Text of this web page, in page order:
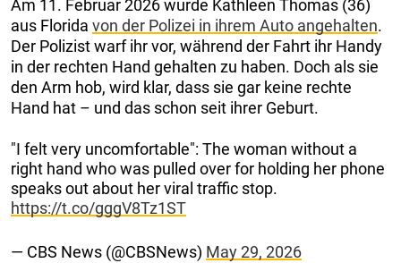
Am 11. Februar 2026 wurde Kathleen Thomas (36)
aus Florida von der Polizei in ihrem Auto angehalten.
Der Polizist warf ihr vor, während der Fahrt ihr Handy
in der rechten Hand gehalten zu haben. Doch als sie
den Arm hob, wird klar, dass sie gar keine rechte
Hand hat – und das schon seit ihrer Geburt.
"I felt very uncomfortable": The woman without a
right hand who was pulled over for holding her phone
speaks out about her viral traffic stop.
https://t.co/gggV8Tz1ST
— CBS News (@CBSNews) May 29, 2026